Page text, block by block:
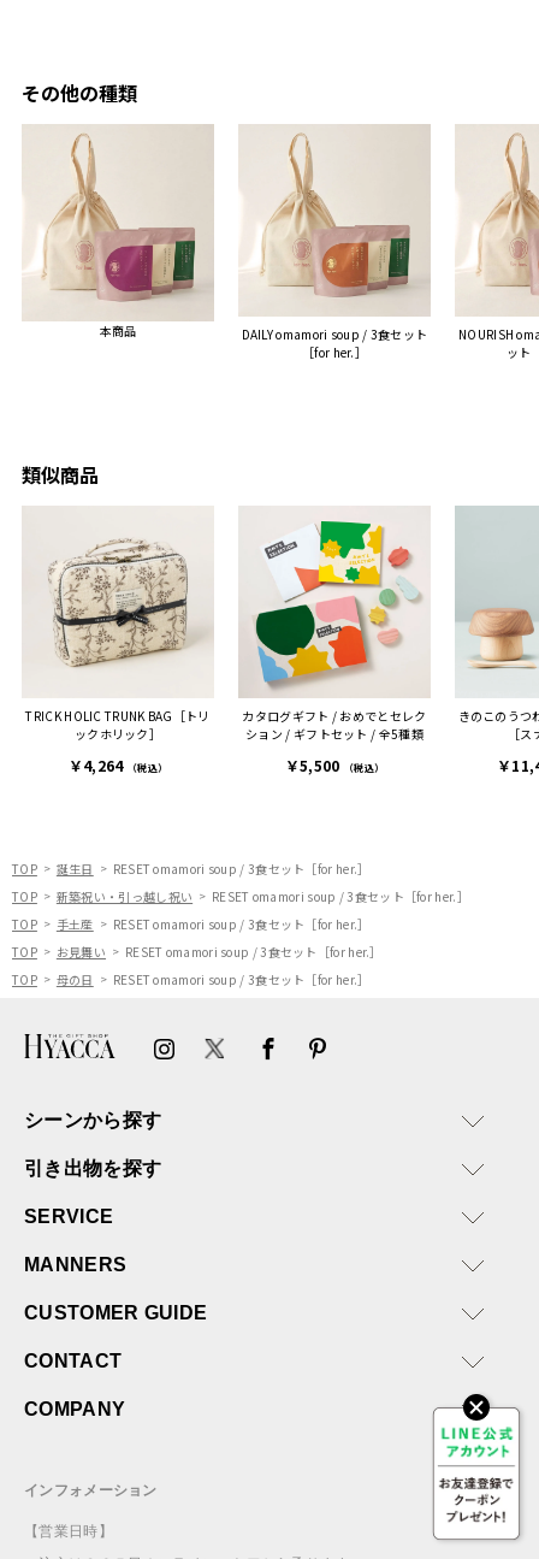
ちらも大変気に入ったと写
った時は、HYACCAギフト
を選んでよかったし他の友
人にもお勧めしたいと感じ
ました。
また、こちら不注意でメー
ルアドレスを誤って入力し
困った際にも、迅速に回答
ければと思います。
で、いい思い出になりまし
ヒー
す。
その他の種類
本商品
DAILY omamori soup / 3食セット
［for her.］
NOURISH
ット
類似商品
TRICK HOLIC TRUNK BAG［トリ
ックホリック］
￥4,264 （税込）
カタログギフト / おめでとセレク
ション / ギフトセット / 全5種類
￥5,500 （税込）
きのこのうつ
［
￥
TOP 誕生日
RESET omamori soup / 3食セット［for her.］
TOP
新築祝い・引っ越し祝い
RESET omamori soup / 3食セット［for her.］
TOP
手土産
RESET omamori soup / 3食セット［for her.］
TOP
お見舞い
RESET omamori soup / 3食セット［for her.］
TOP
母の日 RESET omamori soup / 3食セット［for her.］
シーンから探す
引き出物を探す
SERVICE
MANNERS
CUSTOMER GUIDE
CONTACT
COMPANY
インフォメーション
【営業日時】